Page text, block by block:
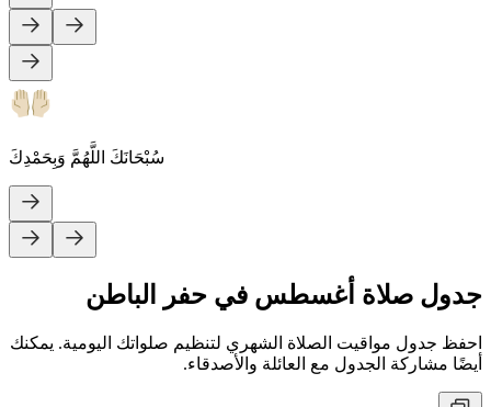
سُبْحَانَكَ اللَّهُمَّ وَبِحَمْدِكَ
جدول صلاة أغسطس في حفر الباطن
احفظ جدول مواقيت الصلاة الشهري لتنظيم صلواتك اليومية. يمكنك
أيضًا مشاركة الجدول مع العائلة والأصدقاء.